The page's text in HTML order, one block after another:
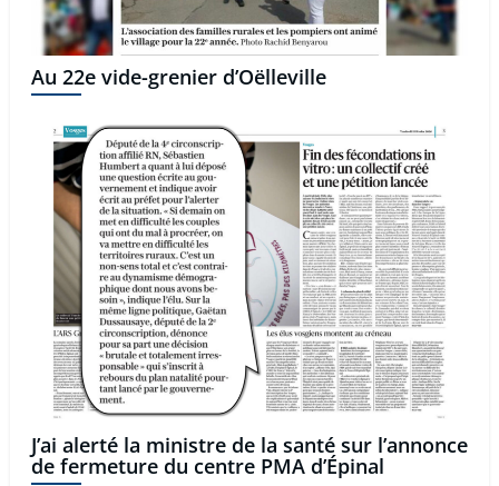
Au 22e vide-grenier d’Oëlleville
J’ai alerté la ministre de la santé sur l’annonce
de fermeture du centre PMA d’Épinal